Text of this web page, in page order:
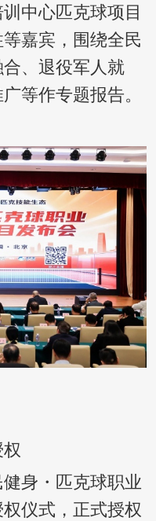
中心匹克球项目
嘉宾，围绕全民
、退役军人就
等作专题报告。
身・匹克球职业
仪式，正式授权